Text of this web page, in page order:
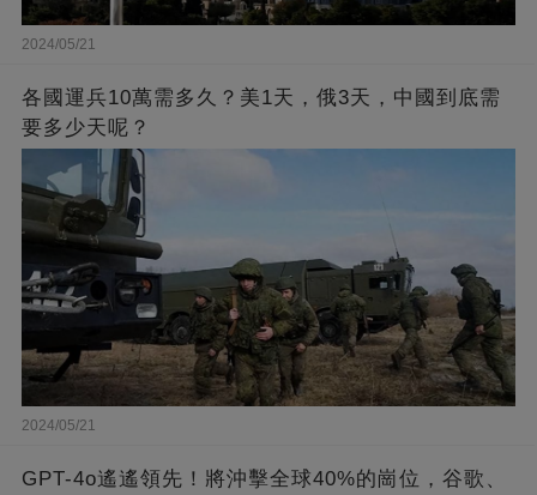
2024/05/21
各國運兵10萬需多久？美1天，俄3天，中國到底需
要多少天呢？
2024/05/21
GPT-4o遙遙領先！將沖擊全球40%的崗位，谷歌、